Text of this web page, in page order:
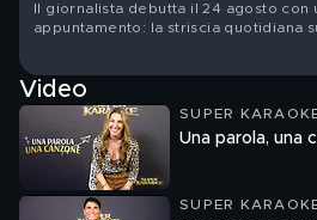
Il giornalista debutta il 24 agosto con
appuntamento: la striscia quotidiana
Video
SUPER
Una parola, una
SUPER